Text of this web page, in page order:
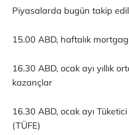
Piyasalarda bugün takip
15.00 ABD, haftalık
16.30 ABD, ocak ayı yıllık
kazançlar
16.30 ABD, ocak ayı
(TÜFE)